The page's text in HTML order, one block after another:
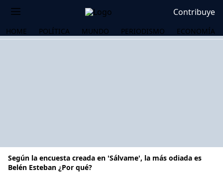
Contribuye
HOME POLÍTICA MUNDO PERIODISMO ECONOMÍA
Según la encuesta creada en 'Sálvame', la más odiada es
Belén Esteban ¿Por qué?